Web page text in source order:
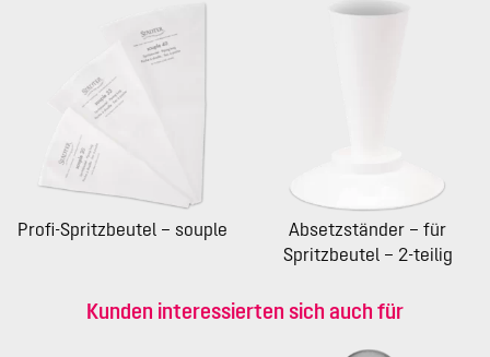
Profi-Spritzbeutel – souple
Absetzständer – für
Spritzbeutel – 2-teilig
Kunden interessierten sich auch für